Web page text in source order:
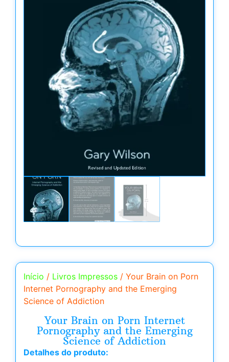
Início / Livros Impressos / Your Brain on Porn
Internet Pornography and the Emerging
Science of Addiction
Your Brain on Porn Internet
Pornography and the Emerging
Science of Addiction
Detalhes do produto: